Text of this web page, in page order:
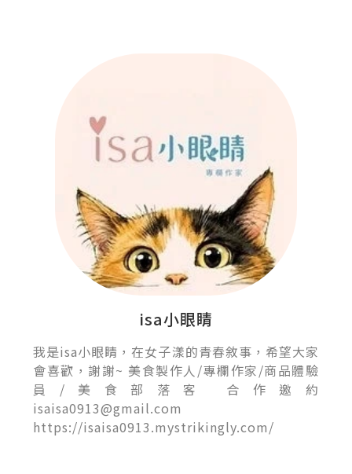
isa小眼睛
我是isa小眼睛，在女子漾的青春敘事，希望大家
會喜歡，謝謝~ 美食製作人/專欄作家/商品體驗
員/美食部落客 合作邀約
isaisa0913@gmail.com
https://isaisa0913.mystrikingly.com/